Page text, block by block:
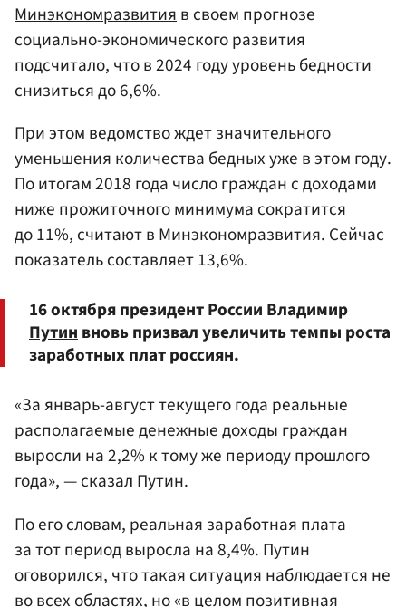
Минэкономразвитияв своем прогнозе
социально-экономического развития
подсчитало, что в 2024 году уровень бедности
снизиться до 6,6%.
При этом ведомство ждет значительного
уменьшения количества бедных уже в этом году.
По итогам 2018 года число граждан с доходами
ниже прожиточного минимума сократится
до 11%, считают в Минэкономразвития. Сейчас
показатель составляет 13,6%.
16 октября президент России Владимир
Путинвновь призвал увеличить темпы роста
заработных плат россиян.
«За январь-август текущего года реальные
располагаемые денежные доходы граждан
выросли на 2,2% к тому же периоду прошлого
года», — сказал Путин.
По его словам, реальная заработная плата
за тот период выросла на 8,4%. Путин
оговорился, что такая ситуация наблюдается не
во всех областях, но «в целом позитивная